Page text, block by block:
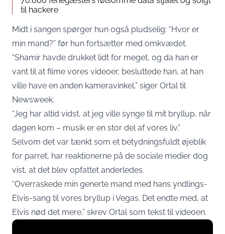
til hackere
Midt i sangen spørger hun også pludselig: “Hvor er
min mand?” før hun fortsætter med omkvædet.
“Shamir havde drukket lidt for meget, og da han er
vant til at filme vores videoer, besluttede han, at han
ville have en anden kameravinkel,” siger Ortal til
Newsweek.
“Jeg har altid vidst, at jeg ville synge til mit bryllup, når
dagen kom – musik er en stor del af vores liv.”
Selvom det var tænkt som et betydningsfuldt øjeblik
for parret, har reaktionerne på de sociale medier dog
vist, at det blev opfattet anderledes.
“Overraskede min generte mand med hans yndlings-
Elvis-sang til vores bryllup i Vegas. Det endte med, at
Elvis nød det mere,” skrev Ortal som tekst til videoen.
Display